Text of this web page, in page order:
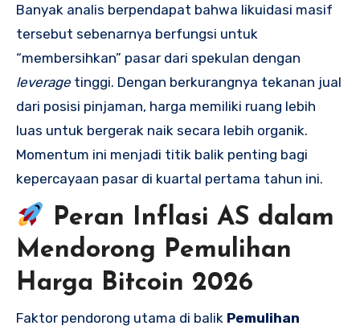
Banyak analis berpendapat bahwa likuidasi masif
tersebut sebenarnya berfungsi untuk
“membersihkan” pasar dari spekulan dengan
leverage tinggi. Dengan berkurangnya tekanan jual
dari posisi pinjaman, harga memiliki ruang lebih
luas untuk bergerak naik secara lebih organik.
Momentum ini menjadi titik balik penting bagi
kepercayaan pasar di kuartal pertama tahun ini.
Peran Inflasi AS dalam
Mendorong Pemulihan
Harga Bitcoin 2026
Faktor pendorong utama di balik Pemulihan